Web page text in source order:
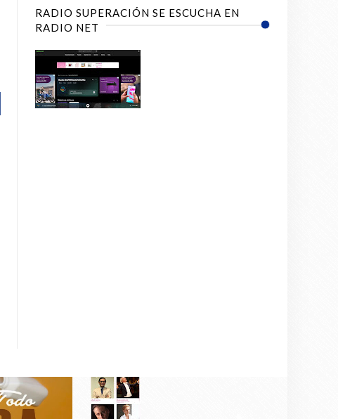
RADIO SUPERACIÓN SE ESCUCHA EN
RADIO NET